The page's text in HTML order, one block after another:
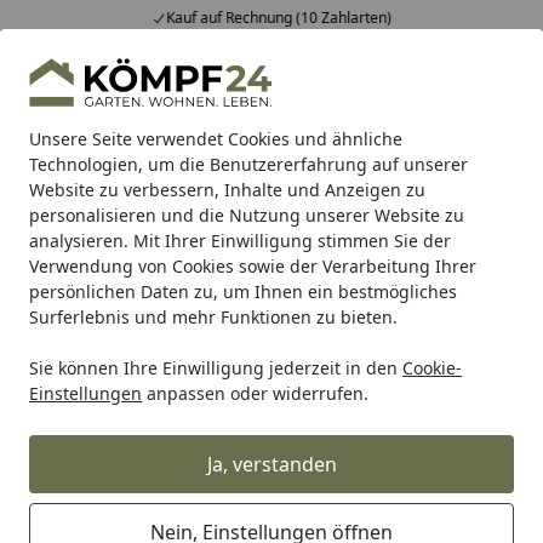
Unsere Seite verwendet Cookies und ähnliche
Technologien, um die Benutzererfahrung auf unserer
Website zu verbessern, Inhalte und Anzeigen zu
personalisieren und die Nutzung unserer Website zu
analysieren. Mit Ihrer Einwilligung stimmen Sie der
Verwendung von Cookies sowie der Verarbeitung Ihrer
persönlichen Daten zu, um Ihnen ein bestmögliches
Surferlebnis und mehr Funktionen zu bieten.
Sie können Ihre Einwilligung jederzeit in den Cookie-
Einstellungen anpassen oder widerrufen.
Ja, verstanden
Nein, Einstellungen öffnen
Kauf auf Rechnung (10 Zahlarten)
Alle Produkte
Mein Konto
Suchen
Startseite
Alles für den Garten Gewächshaus Zubehör für
SunElements Zusatztür für
Gewächshäuser